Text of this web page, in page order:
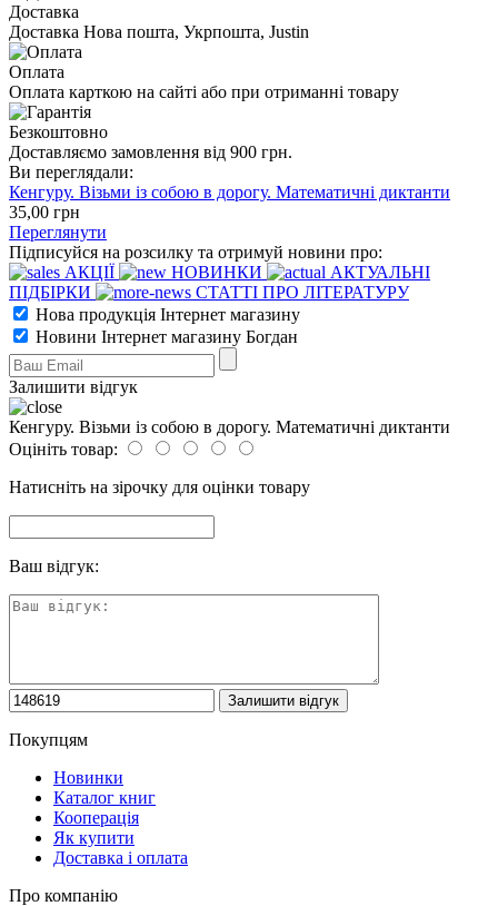
Доставка
Доставка Нова пошта, Укрпошта, Justin
Оплата
Оплата карткою на сайті або при отриманні товару
Безкоштовно
Доставляємо замовлення від 900 грн.
Ви переглядали:
Кенгуру. Візьми із собою в дорогу. Математичні диктанти
35,00 грн
Переглянути
Підписуйся на розсилку та отримуй новини про:
АКЦІЇ
НОВИНКИ
АКТУАЛЬНІ
ПІДБІРКИ
СТАТТІ ПРО ЛІТЕРАТУРУ
Нова продукція Інтернет магазину
Новини Інтернет магазину Богдан
Залишити відгук
Кенгуру. Візьми із собою в дорогу. Математичні диктанти
Оцініть товар:
Натисніть на зірочку для оцінки товару
Ваш відгук:
Покупцям
Новинки
Каталог книг
Кооперація
Як купити
Доставка і оплата
Про компанію